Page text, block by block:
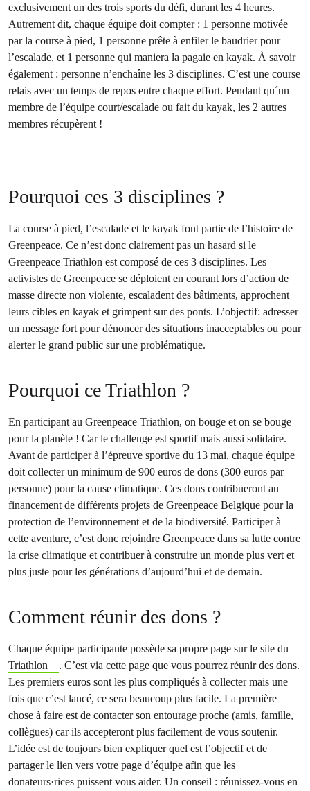
exclusivement un des trois sports du défi, durant les 4 heures.
Autrement dit, chaque équipe doit compter : 1 personne motivée
par la course à pied, 1 personne prête à enfiler le baudrier pour
l’escalade, et 1 personne qui maniera la pagaie en kayak. À savoir
également : personne n’enchaîne les 3 disciplines. C’est une course
relais avec un temps de repos entre chaque effort. Pendant qu´un
membre de l’équipe court/escalade ou fait du kayak, les 2 autres
membres récupèrent !
Pourquoi ces 3 disciplines ?
La course à pied, l’escalade et le kayak font partie de l’histoire de
Greenpeace. Ce n’est donc clairement pas un hasard si le
Greenpeace Triathlon est composé de ces 3 disciplines. Les
activistes de Greenpeace se déploient en courant lors d’action de
masse directe non violente, escaladent des bâtiments, approchent
leurs cibles en kayak et grimpent sur des ponts. L’objectif: adresser
un message fort pour dénoncer des situations inacceptables ou pour
alerter le grand public sur une problématique.
Pourquoi ce Triathlon ?
En participant au Greenpeace Triathlon, on bouge et on se bouge
pour la planète ! Car le challenge est sportif mais aussi solidaire.
Avant de participer à l’épreuve sportive du 13 mai, chaque équipe
doit collecter un minimum de 900 euros de dons (300 euros par
personne) pour la cause climatique. Ces dons contribueront au
financement de différents projets de Greenpeace Belgique pour la
protection de l’environnement et de la biodiversité. Participer à
cette aventure, c’est donc rejoindre Greenpeace dans sa lutte contre
la crise climatique et contribuer à construire un monde plus vert et
plus juste pour les générations d’aujourd’hui et de demain.
Comment réunir des dons ?
Chaque équipe participante possède sa propre page sur le site du
Triathlon
. C’est via cette page que vous pourrez réunir des dons.
Les premiers euros sont les plus compliqués à collecter mais une
fois que c’est lancé, ce sera beaucoup plus facile. La première
chose à faire est de contacter son entourage proche (amis, famille,
collègues) car ils accepteront plus facilement de vous soutenir.
L’idée est de toujours bien expliquer quel est l’objectif et de
partager le lien vers votre page d’équipe afin que les
donateurs·rices puissent vous aider. Un conseil : réunissez-vous en